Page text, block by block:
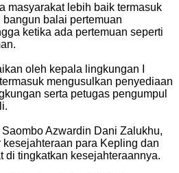
masyarakat lebih baik termasuk
balai pertemuan
ketika ada pertemuan seperti
oleh kepala lingkungan I
mengusulkan penyediaan
serta petugas pengumpul
Azwardin Dani Zalukhu,
para Kepling dan
di tingkatkan kesejahteraannya.